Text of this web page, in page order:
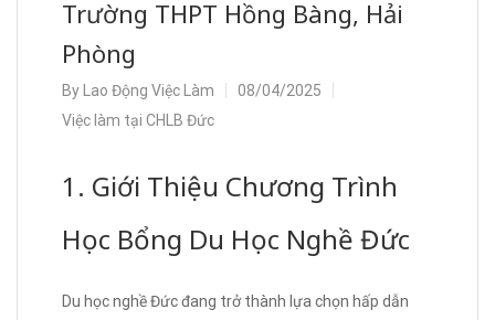
Trường THPT Hồng Bàng, Hải
Phòng
By Lao Động Việc Làm
08/04/2025
Việc làm tại CHLB Đức
1. Giới Thiệu Chương Trình
Học Bổng Du Học Nghề Đức
Du học nghề Đức đang trở thành lựa chọn hấp dẫn